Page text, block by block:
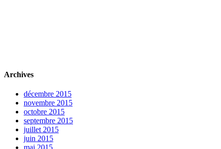
Archives
décembre 2015
novembre 2015
octobre 2015
septembre 2015
juillet 2015
juin 2015
mai 2015